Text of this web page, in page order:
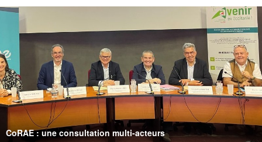
CoRAE : une consultation multi-acteurs